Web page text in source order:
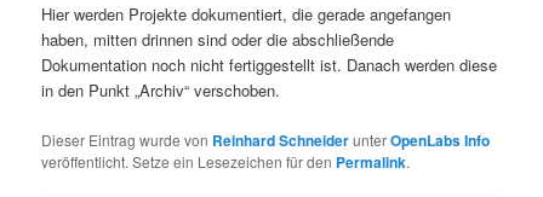
Hier werden Projekte dokumentiert, die gerade angefangen
haben, mitten drinnen sind oder die abschließende
Dokumentation noch nicht fertiggestellt ist. Danach werden diese
in den Punkt „Archiv“ verschoben.
Dieser Eintrag wurde von Reinhard SchneiderunterOpenLabs Info
veröffentlicht. Setze ein Lesezeichen für den Permalink.